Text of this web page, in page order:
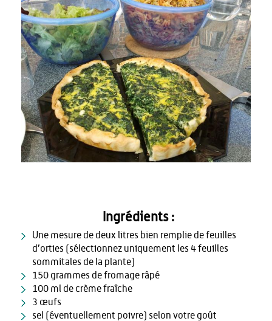
Ingrédients :
Une mesure de deux litres bien remplie de feuilles
d’orties (sélectionnez uniquement les 4 feuilles
sommitales de la plante)
150 grammes de fromage râpé
100 ml de crème fraîche
3 œufs
sel (éventuellement poivre) selon votre goût